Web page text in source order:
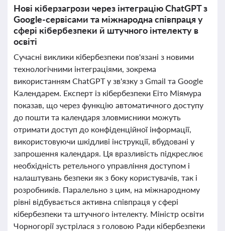
Нові кіберзагрози через інтеграцію ChatGPT з
Google-сервісами та міжнародна співпраця у
сфері кібербезпеки й штучного інтелекту в
освіті
Сучасні виклики кібербезпеки пов'язані з новими
технологічними інтеграціями, зокрема
використанням ChatGPT у зв'язку з Gmail та Google
Календарем. Експерт із кібербезпеки Еіто Міямура
показав, що через функцію автоматичного доступу
до пошти та календаря зловмисники можуть
отримати доступ до конфіденційної інформації,
використовуючи шкідливі інструкції, вбудовані у
запрошення календаря. Ця вразливість підкреслює
необхідність ретельного управління доступом і
налаштувань безпеки як з боку користувачів, так і
розробників. Паралельно з цим, на міжнародному
рівні відбувається активна співпраця у сфері
кібербезпеки та штучного інтелекту. Міністр освіти
Чорногорії зустрілася з головою Ради кібербезпеки